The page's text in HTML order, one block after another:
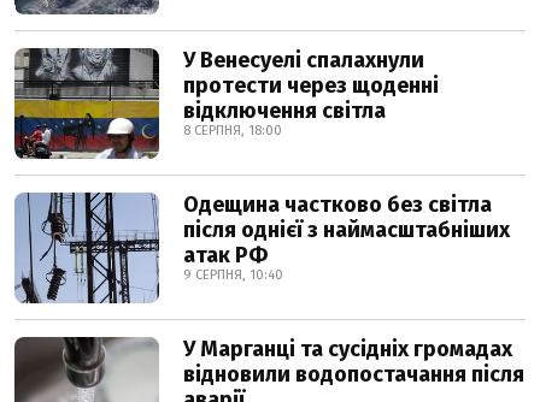
У Венесуелі спалахнули
протести через щоденні
відключення світла
8 СЕРПНЯ, 18:00
Одещина частково без світла
після однієї з наймасштабніших
атак РФ
9 СЕРПНЯ, 10:40
У Марганці та сусідніх громадах
відновили водопостачання після